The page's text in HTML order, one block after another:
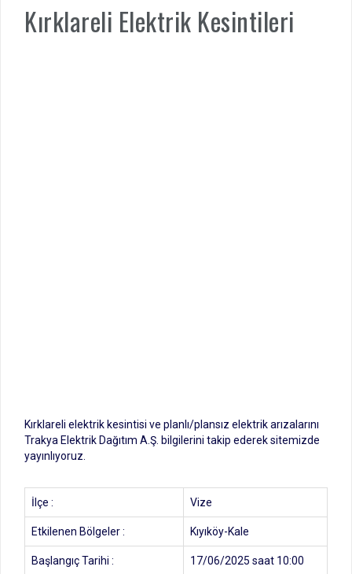
Kırklareli Elektrik Kesintileri
Kırklareli elektrik kesintisi ve planlı/plansız elektrik arızalarını
Trakya Elektrik Dağıtım A.Ş. bilgilerini takip ederek sitemizde
yayınlıyoruz.
İlçe : Vize
Etkilenen Bölgeler : Kıyıköy-Kale
Başlangıç Tarihi : 17/06/2025 saat 10:00